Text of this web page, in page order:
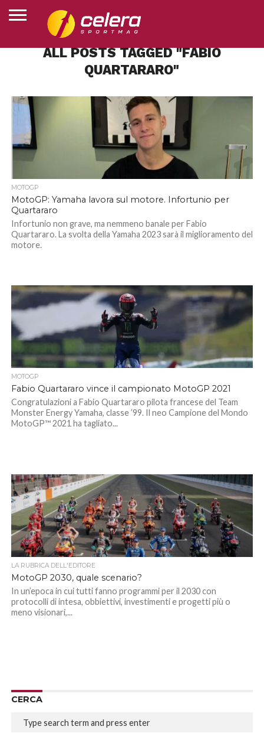
HOME
MOTOGP
SUPERBIKE
MOTOJUNIOR
ESPORTS
ALTRI
CLASSIFICHE
ALL POSTS TAGGED "FABIO
QUARTARARO"
MOTOGP
MotoGP: Yamaha lavora sul motore. Infortunio per
Quartararo
Infortunio non grave, ma nemmeno banale per Fabio
Quartararo. La svolta della Yamaha 2023 sarà il miglioramento del
motore.
MOTOGP
Fabio Quartararo vince il campionato MotoGP 2021
Congratulazioni a Fabio Quartararo pilota francese del Team
Monster Energy Yamaha, classe ’99. Il neo Campione del Mondo
MotoGP™️ 2021 ha tagliato...
LA RUBRICA DELL'EDITORE
MotoGP 2030, quale scenario?
In un’epoca in cui tutti fanno programmi per il 2030 con
protocolli di intesa, obbiettivi, investimenti e progetti più o
meno visionari,...
CERCA